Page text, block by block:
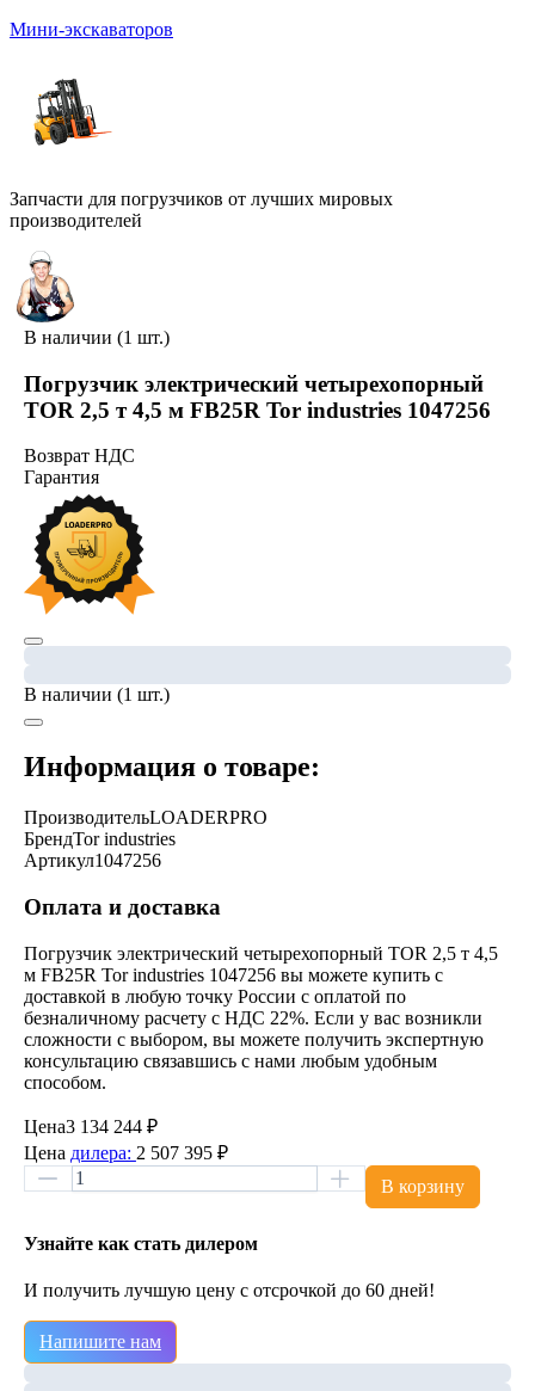
Мини-экскаваторов
Запчасти для погрузчиков от лучших мировых
производителей
В наличии (1 шт.)
Погрузчик электрический четырехопорный
TOR 2,5 т 4,5 м FB25R Tor industries 1047256
Возврат НДС
Гарантия
В наличии (1 шт.)
Информация о товаре:
ПроизводительLOADERPRO
БрендTor industries
Артикул1047256
Оплата и доставка
Погрузчик электрический четырехопорный TOR 2,5 т 4,5
м FB25R Tor industries 1047256 вы можете купить с
доставкой в любую точку России с оплатой по
безналичному расчету с НДС 22%. Если у вас возникли
сложности с выбором, вы можете получить экспертную
консультацию связавшись с нами любым удобным
способом.
Цена3 134 244 ₽
Цена дилера: 2 507 395 ₽
В корзину
Узнайте как стать дилером
И получить лучшую цену с отсрочкой до 60 дней!
Напишите нам